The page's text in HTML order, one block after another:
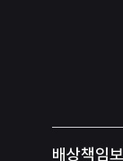
배상책임